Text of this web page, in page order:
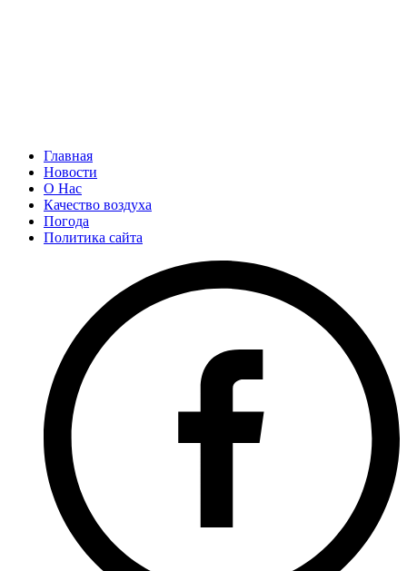
Главная
Новости
О Нас
Качество воздуха
Погода
Политика сайта